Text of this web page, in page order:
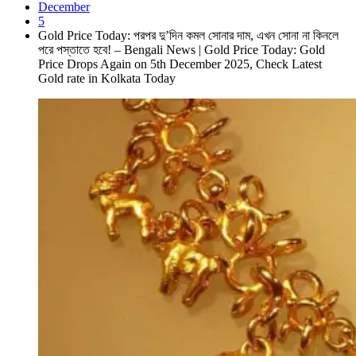
December
5
Gold Price Today: পরপর দু’দিন কমল সোনার দাম, এখন সোনা না কিনলে
পরে পস্তাতে হবে! – Bengali News | Gold Price Today: Gold
Price Drops Again on 5th December 2025, Check Latest
Gold rate in Kolkata Today